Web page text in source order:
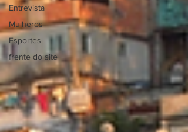
Entrevista
Mulheres
Esportes
frente do site